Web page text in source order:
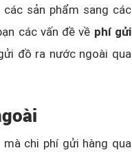
sản phẩm sang các
các vấn đề về phí gửi
đồ ra nước ngoài qua
chi phí gửi hàng qua